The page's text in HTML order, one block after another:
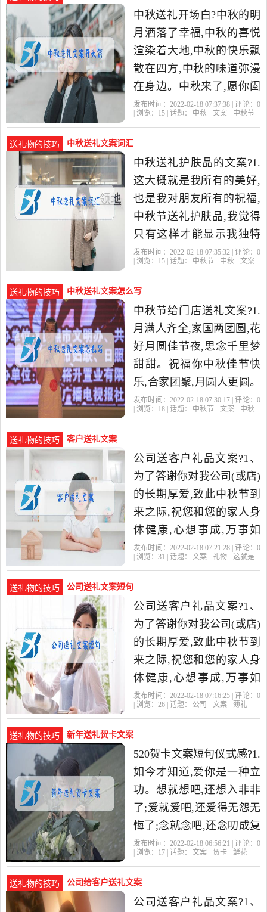
中秋送礼开场白?中秋的明
月洒落了幸福,中秋的喜悦
渲染着大地,中秋的快乐飘
散在四方,中秋的味道弥漫
在身边。中秋来了,愿你阖
家欢乐,幸福美满。中秋快
发布时间：2022-02-18 07:37:38 | 评论： 0
| 浏览： 15 | 话题： 中秋 文案 中秋节
送礼物的技巧 中秋送礼文案词汇
中秋送礼护肤品的文案?1.
这大概就是我所有的美好,
也是我对朋友所有的祝福,
中秋节送礼护肤品,我觉得
只有这样才能显示我独特
的心意! 2.这大概就是我对
发布时间：2022-02-18 07:35:32 | 评论： 0
| 浏览： 15 | 话题： 中秋节 中秋 文案
送礼物的技巧 中秋送礼文案怎么写
中秋节给门店送礼文案?1.
月满人齐全,家国两团圆,花
好月圆佳节夜,思念千里梦
甜甜。祝福你中秋佳节快
乐,合家团聚,月圆人更圆。
中秋节快乐! 2. 值此中秋佳
发布时间：2022-02-18 07:30:17 | 评论： 0
| 浏览： 18 | 话题： 中秋节 文案 中秋
送礼物的技巧 客户送礼文案
公司送客户礼品文案?1、
为了答谢你对我公司(或店)
的长期厚爱,致此中秋节到
来之际,祝您和您的家人身
体健康,心想事成,万事如
意。特备小小薄礼一份,请
发布时间：2022-02-18 07:21:28 | 评论： 0
| 浏览： 31 | 话题： 文案 礼物 这就是
送礼物的技巧 公司送礼文案短句
公司送客户礼品文案?1、
为了答谢你对我公司(或店)
的长期厚爱,致此中秋节到
来之际,祝您和您的家人身
体健康,心想事成,万事如
意。特备小小薄礼一份,请
发布时间：2022-02-18 07:16:25 | 评论： 0
| 浏览： 26 | 话题： 公司 文案 薄礼
送礼物的技巧 新年送礼贺卡文案
520贺卡文案短句仪式感?1.
如今才知道,爱你是一种立
功。想就想吧,还想入非非
了;爱就爱吧,还爱得无怨无
悔了;念就念吧,还念叨成复
读机了。520表白日,爱你曾
发布时间：2022-02-18 06:56:21 | 评论： 0
| 浏览： 17 | 话题： 文案 贺卡 鲜花
送礼物的技巧 公司给客户送礼文案
公司送客户礼品文案?1、